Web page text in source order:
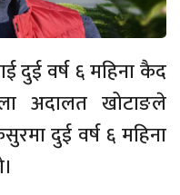
दुई वर्ष ६ महिना कैद
अदालत खोटाङले
दुई वर्ष ६ महिना